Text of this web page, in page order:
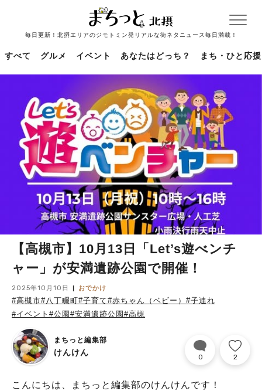
毎日更新！北摂エリアのジモトミン発リアルな街ネタニュース毎日満載！
すべて グルメ イベント あなたはどっち？ まち・ひと応援
【高槻市】10月13日「Let’s遊べンチ
ャー」が安満遺跡公園で開催！
2025年10月10日 おでかけ
#高槻市#八丁畷町#子育て#赤ちゃん（ベビー） #子連れ
#イベント #公園 #安満遺跡公園 #高槻
まちっと編集部
けんけん 0 2
こんにちは、まちっと編集部のけんけんです！